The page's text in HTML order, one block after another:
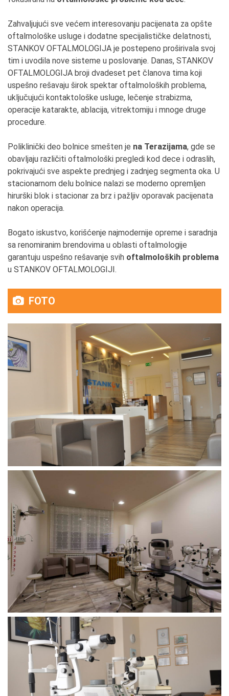
Zahvaljujući sve većem interesovanju pacijenata za opšte
oftalmološke usluge i dodatne specijalističke delatnosti,
STANKOV OFTALMOLOGIJA je postepeno proširivala svoj
tim i uvodila nove sisteme u poslovanje. Danas, STANKOV
OFTALMOLOGIJA broji dvadeset pet članova tima koji
uspešno rešavaju širok spektar oftalmoloških problema,
uključujući kontaktološke usluge, lečenje strabizma,
operacije katarakte, ablacija, vitrektomiju i mnoge druge
procedure.
Poliklinički deo bolnice smešten je na Terazijama, gde se
obavljaju različiti oftalmološki pregledi kod dece i odraslih,
pokrivajući sve aspekte prednjeg i zadnjeg segmenta oka. U
stacionarnom delu bolnice nalazi se moderno opremljen
hirurški blok i stacionar za brz i pažljiv oporavak pacijenata
nakon operacija.
Bogato iskustvo, korišćenje najmodernije opreme i saradnja
sa renomiranim brendovima u oblasti oftalmologije
garantuju uspešno rešavanje svih oftalmoloških problema
u STANKOV OFTALMOLOGIJI.
FOTO